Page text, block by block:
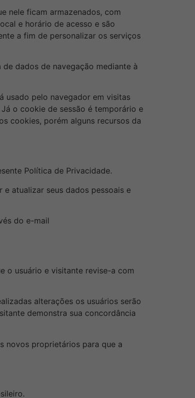
nele ficam armazenados, com
e horário de acesso e são
a fim de personalizar os serviços
dados de navegação mediante à
usado pelo navegador em visitas
o cookie de sessão é temporário e
cookies, porém alguns recursos da
Política de Privacidade.
atualizar seus dados pessoais e
do e-mail
o usuário e visitante revise-a com
alterações os usuários serão
demonstra sua concordância
novos proprietários para que a